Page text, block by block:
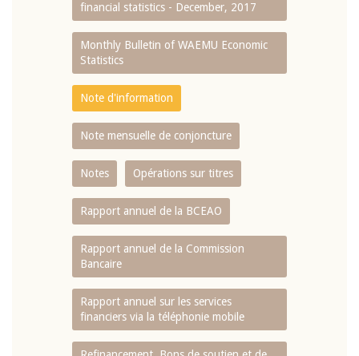
financial statistics - December, 2017
Monthly Bulletin of WAEMU Economic
Statistics
Note d'information
Note mensuelle de conjoncture
Notes Opérations sur titres
Rapport annuel de la BCEAO
Rapport annuel de la Commission
Bancaire
Rapport annuel sur les services
financiers via la téléphonie mobile